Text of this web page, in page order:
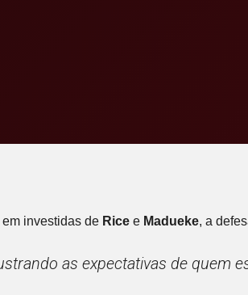
investidas de Rice e Madueke, a
as expectativas de quem